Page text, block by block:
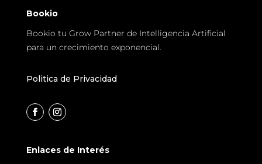
Bookio
Bookio tu Grow Partner de Intelligencia Artificial
para un crecimiento exponencial.
Politica de Privacidad
Enlaces de Interés